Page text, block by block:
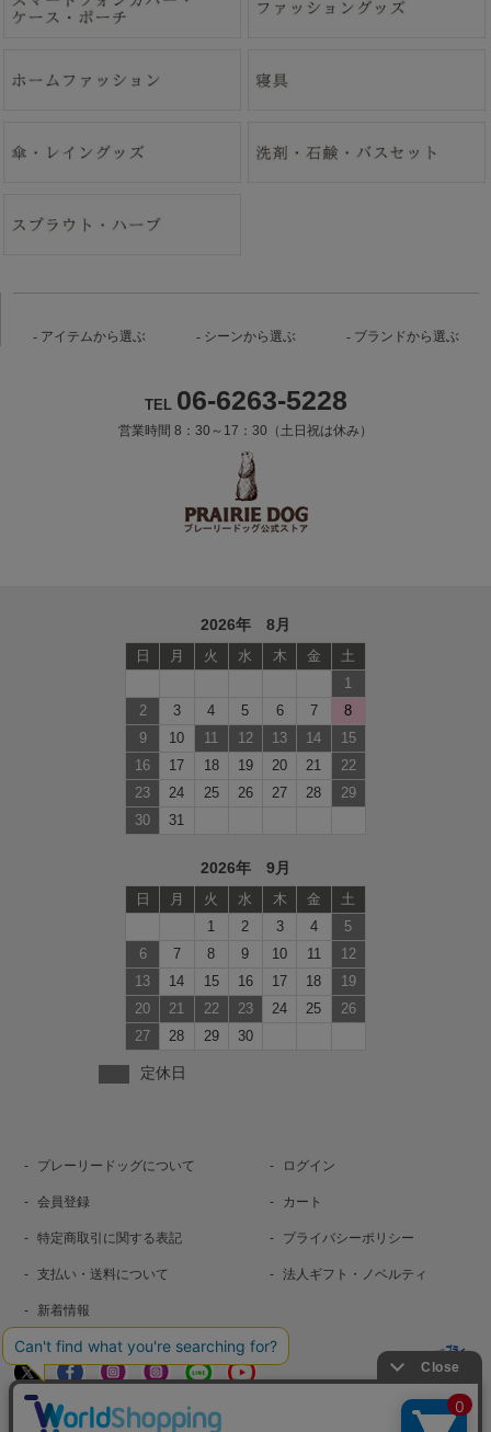
アイテムから選ぶ シーンから選ぶ ブランドから選ぶ
TEL 06-6263-5228
営業時間 8：30～17：30（土日祝は休み）
2026年 8月
日 月 火 水 木 金
土
1
2
3 4 5 6 7
8
9
10 11 12 13 14
15
16
17 18 19 20 21
22
23
24 25 26 27 28
29
30
31
2026年 9月
日 月 火 水 木 金
土
1
2 3 4
5
6
7 8 9 10 11
12
13
14 15 16 17 18
19
20
21 22 23 24 25
26
27
28 29 30
定休日
プレーリードッグについて ログイン
会員登録 カート
特定商取引に関する表記 プライバシーポリシー
支払い・送料について 法人ギフト・ノベルティ
新着情報